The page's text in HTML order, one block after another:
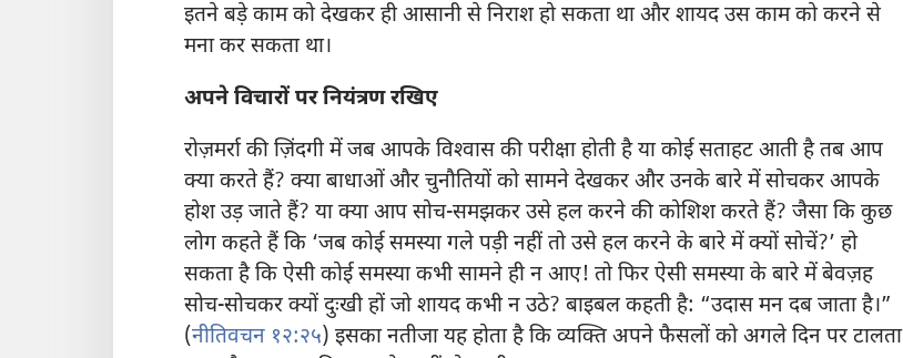
इतने बड़े काम को देखकर ही आसानी से निराश हो सकता था और शायद उस काम को करने से
मना कर सकता था।
अपने विचारों पर नियंत्रण रखिए
रोज़मर्रा की ज़िंदगी में जब आपके विश्‍वास की परीक्षा होती है या कोई सताहट आती है तब आप
क्या करते हैं? क्या बाधाओं और चुनौतियों को सामने देखकर और उनके बारे में सोचकर आपके
होश उड़ जाते हैं? या क्या आप सोच-समझकर उसे हल करने की कोशिश करते हैं? जैसा कि कुछ
लोग कहते हैं कि ‘जब कोई समस्या गले पड़ी नहीं तो उसे हल करने के बारे में क्यों सोचें?’ हो
सकता है कि ऐसी कोई समस्या कभी सामने ही न आए! तो फिर ऐसी समस्या के बारे में बेवज़ह
सोच-सोचकर क्यों दुःखी हों जो शायद कभी न उठे? बाइबल कहती है: “उदास मन दब जाता है।”
(नीतिवचन १२:२५) इसका नतीजा यह होता है कि व्यक्‍ति अपने फैसलों को अगले दिन पर टालता